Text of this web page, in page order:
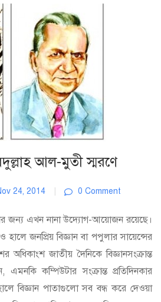
আল-মুতী স্মরণে
24, 2014 0 Comment
জন্য এখন নানা উদ্যোগ-আয়োজন রয়েছে।
জনপ্রিয় বিজ্ঞান বা পপুলার সায়েন্সের
অধিকাংশ জাতীয় দৈনিকে বিজ্ঞানসংক্রান্ত
কম্পিউটার সংক্রান্ত প্রতিদিনকার
বিজ্ঞান পাতাগুলো সব বন্ধ করে দেওয়া